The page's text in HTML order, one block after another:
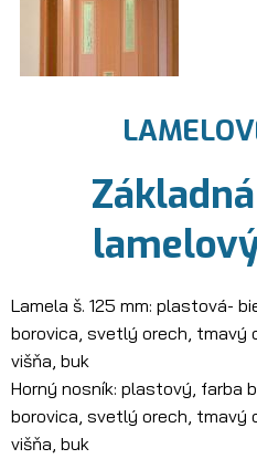
Lamela š. 125 mm: plastová-
borovica, svetlý orech, tmavý
višňa, buk
Horný nosník: plastový, farba
borovica, svetlý orech, tmavý
višňa, buk